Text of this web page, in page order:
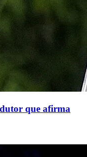
que afirma